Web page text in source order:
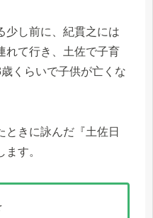
少し前に、紀貫之には
れて行き、土佐で子育
くらいで子供が亡くな
ときに詠んだ『土佐日
す。